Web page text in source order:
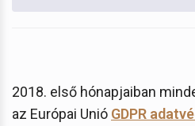
2018. első hónapjaiban
az Európai Unió GDPR